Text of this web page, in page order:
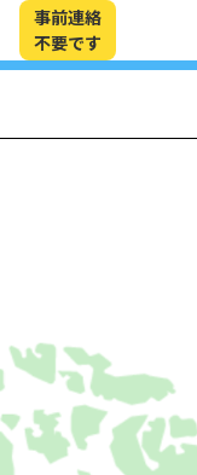
事前連絡
不要です